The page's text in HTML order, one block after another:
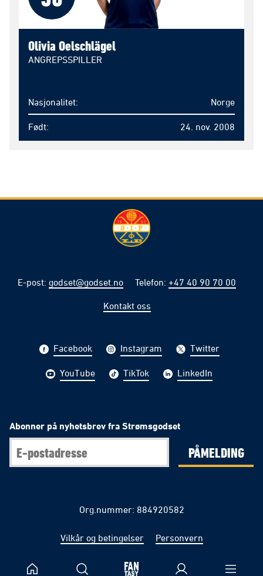
Olivia Oelschlägel
ANGREPSSPILLER
Nasjonalitet Norge
Født 24. nov. 2008
E-post: godset@godset.no Telefon: +47 40 90 70 00
Kontakt oss
Facebook Instagram Twitter
YouTube TikTok LinkedIn
Abonner på nyhetsbrev fra Strømsgodset
PÅMELDING
Org.nummer: 884920582
Vilkår og betingelser Personvern